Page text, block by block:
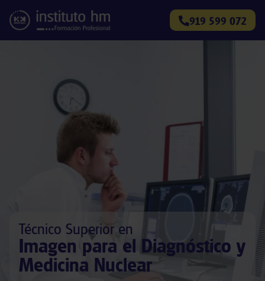
919 599 072
Técnico Superior en
Imagen para el Diagnóstico y
Medicina Nuclear